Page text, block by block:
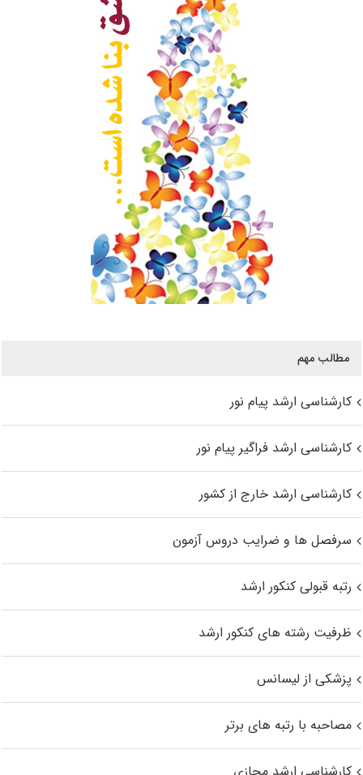
مطالب مهم
کارشناسی ارشد پیام نور
کارشناسی ارشد فراگیر پیام نور
کارشناسی ارشد خارج از کشور
سرفصل ها و ضرایب دروس آزمون
رتبه قبولی کنکور ارشد
ظرفیت رشته های کنکور ارشد
پزشکی از لیسانس
مصاحبه با رتبه های برتر